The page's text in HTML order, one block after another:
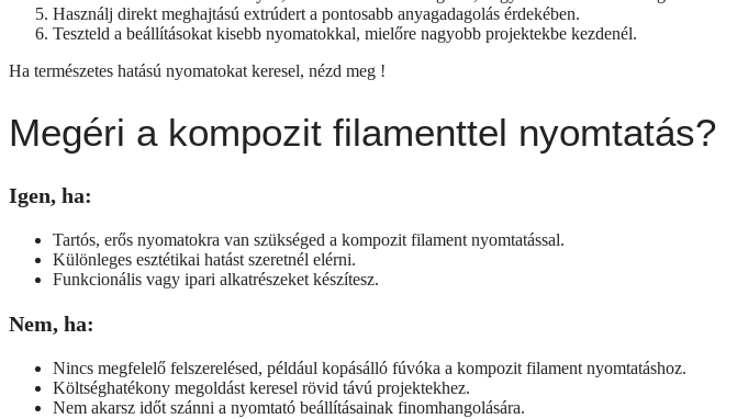
Használj direkt meghajtású extrúdert a pontosabb anyagadagolás érdekében.
Teszteld a beállításokat kisebb nyomatokkal, mielőre nagyobb projektekbe kezdenél.
Ha természetes hatású nyomatokat keresel, nézd meg !
Megéri a kompozit filamenttel nyomtatás?
Igen, ha:
Tartós, erős nyomatokra van szükséged a kompozit filament nyomtatással.
Különleges esztétikai hatást szeretnél elérni.
Funkcionális vagy ipari alkatrészeket készítesz.
Nem, ha:
Nincs megfelelő felszerelésed, például kopásálló fúvóka a kompozit filament nyomtatáshoz.
Költséghatékony megoldást keresel rövid távú projektekhez.
Nem akarsz időt szánni a nyomtató beállításainak finomhangolására.